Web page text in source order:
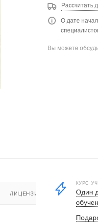
Рассчитать
О дате
Вы можете
ЛИЦЕНЗИЯ
КУРС
Один